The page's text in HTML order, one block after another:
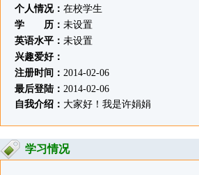
个人情况： 在校学生
学 历： 未设置
英语水平： 未设置
兴趣爱好：
注册时间： 2014-02-06
最后登陆： 2014-02-06
自我介绍： 大家好！我是许娟娟
学习情况